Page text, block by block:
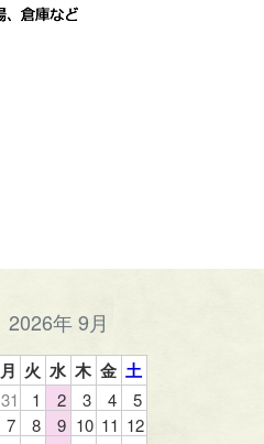
2026年 9月
月 火 水 木 金 土
31 1 2 3 4
5
7 8 9 10 11 12